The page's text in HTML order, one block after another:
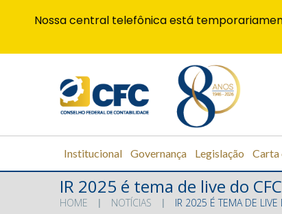
Institucional Governança Legislação Carta
IR 2025 é tema de live do
HOME NOTÍCIAS IR 2025 É TEMA DE LIVE
Nossa central telefônica está